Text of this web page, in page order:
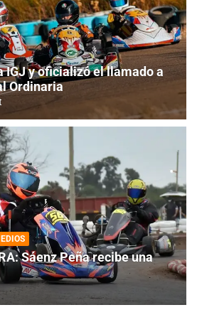
IGJ y oficializó el llamado a
Ordinaria
Sáenz Peña recibe una